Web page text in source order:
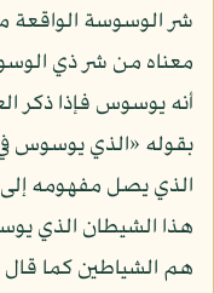
شر الوسوسة الواقعة
معناه من شر ذي
أنه يوسوس فإذا ذكر
بقوله «الذي يوسوس
الذي يصل مفهومه
هذا الشيطان الذي
هم الشياطين كما